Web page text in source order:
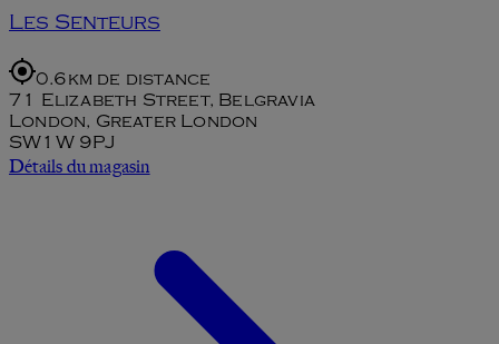
Les Senteurs
0.6km de distance
71 Elizabeth Street, Belgravia
London, Greater London
SW1W 9PJ
Détails du magasin